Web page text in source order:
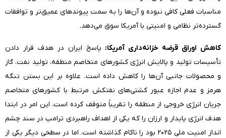
مناسبات فعلی کافی نبوده و آن‌ها را به سمت پیوندهای عمیق‌تر و توافقات
گسترده‌تر نظامی و امنیتی با آمریکا سوق می‌دهد.
کاهش اوراق قرضه خزانه‌داری آمریکا: پاسخ ایران در هدف قرار دادن
تأسیسات تولید و پالایش انرژی کشورهای متخاصم منطقه، تولید نفت، گاز
و محصولات جانبی آن‌ها را کاهش داده است. علاوه بر این بستن تنگه
هرمز و عدم اجازه عبور کشتی‌های نفتکش مرتبط با کشورهای متخاصم
جریان انرژی خروجی از منطقه را تقریباً متوقف کرده است. این امر در ابتدا
هدف انرژی پایدار و ارزان را که یکی از اهداف راهبردی ترامپ در سند چشم
انداز امنیت ملی ۲۰۲۵ بود را ناکام گذاشته است. اما در سطحی دیگر یکی از